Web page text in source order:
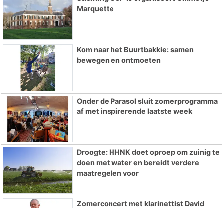
Marquette
Kom naar het Buurtbakkie: samen
bewegen en ontmoeten
Onder de Parasol sluit zomerprogramma
af met inspirerende laatste week
Droogte: HHNK doet oproep om zuinig te
doen met water en bereidt verdere
maatregelen voor
Zomerconcert met klarinettist David